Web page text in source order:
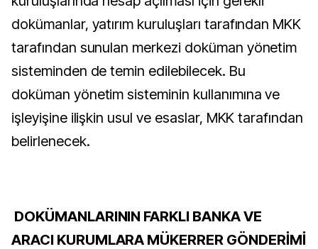
dokümanlar, yatırım kuruluşları tarafından MKK
tarafından sunulan merkezi doküman yönetim
sisteminden de temin edilebilecek. Bu
doküman yönetim sisteminin kullanımına ve
işleyişine ilişkin usul ve esaslar, MKK tarafından
belirlenecek.
DOKÜMANLARININ FARKLI BANKA VE
ARACI KURUMLARA MÜKERRER GÖNDERİMİ